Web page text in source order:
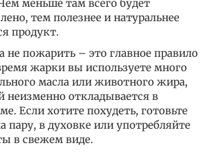
меньше там всего будет
тем полезнее и натуральнее
продукт.
не пожарить – это главное правило
жарки вы используете много
масла или животного жира,
неизменно откладывается в
Если хотите похудеть, готовьте
пару, в духовке или употребляйте
в свежем виде.